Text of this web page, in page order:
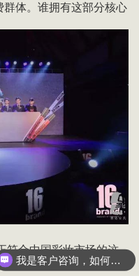
体。谁拥有这部分核心
符合中国彩妆市场的这
象和产品设计极大迎合
我是供应商伙伴，如何联系合作 ？